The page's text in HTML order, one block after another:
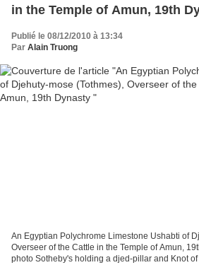
in the Temple of Amun, 19th
Publié le 08/12/2010 à 13:34
Par Alain Truong
An Egyptian Polychrome Limestone Ushabti of
Overseer of the Cattle in the Temple of Amun,
photo Sotheby's holding a djed-pillar and Knot